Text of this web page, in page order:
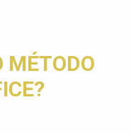
MÉTODO